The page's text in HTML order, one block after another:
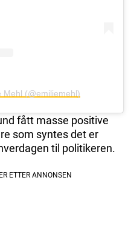
Mehl (@emiliemehl)
fått masse positive
som syntes det er
til politikeren.